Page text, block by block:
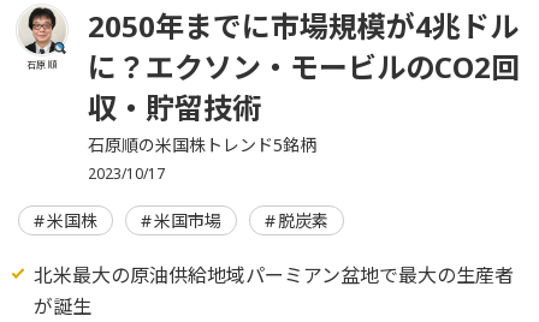
石原 順
2050年までに市場規模が4兆ドル
に？エクソン・モービルのCO2回
収・貯留技術
石原順の米国株トレンド5銘柄
2023/10/17
米国株 米国市場 脱炭素
北米最大の原油供給地域パーミアン盆地で最大の生産者
が誕生